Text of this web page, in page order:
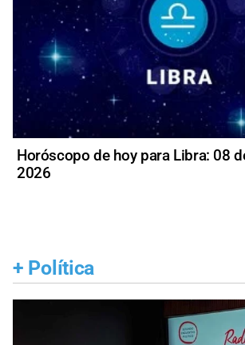
Horóscopo de hoy para Libra: 08
2026
+ Política